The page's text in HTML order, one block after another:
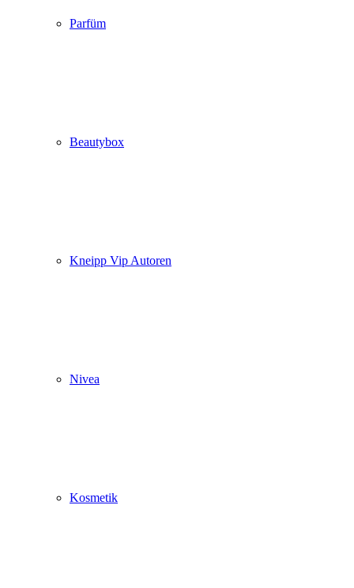
Parfüm
Beautybox
Kneipp Vip Autoren
Nivea
Kosmetik